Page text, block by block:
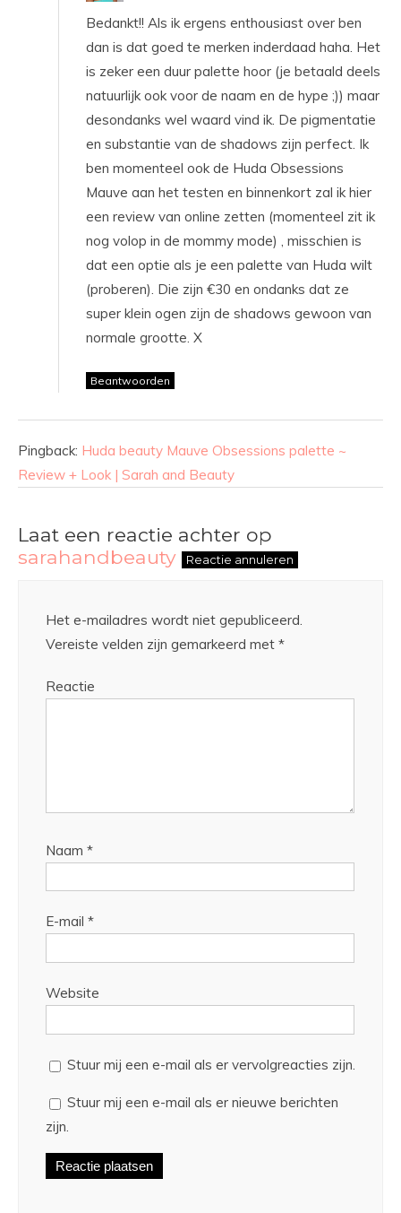
Bedankt!! Als ik ergens enthousiast over ben
dan is dat goed te merken inderdaad haha. Het
is zeker een duur palette hoor (je betaald deels
natuurlijk ook voor de naam en de hype ;)) maar
desondanks wel waard vind ik. De pigmentatie
en substantie van de shadows zijn perfect. Ik
ben momenteel ook de Huda Obsessions
Mauve aan het testen en binnenkort zal ik hier
een review van online zetten (momenteel zit ik
nog volop in de mommy mode) , misschien is
dat een optie als je een palette van Huda wilt
(proberen). Die zijn €30 en ondanks dat ze
super klein ogen zijn de shadows gewoon van
normale grootte. X
Beantwoorden
Pingback: Huda beauty Mauve Obsessions palette ~
Review + Look | Sarah and Beauty
Laat een reactie achter op
sarahandbeauty
Reactie annuleren
Het e-mailadres wordt niet gepubliceerd.
Vereiste velden zijn gemarkeerd met *
Reactie
Naam *
E-mail *
Website
Stuur mij een e-mail als er vervolgreacties zijn.
Stuur mij een e-mail als er nieuwe berichten
zijn.